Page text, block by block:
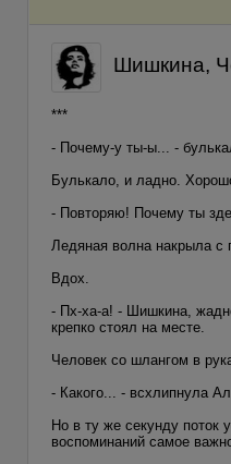
Шишкина,
***
- Почему-у ты-ы... -
Булькало, и ладно.
- Повторяю! Почему ты
Ледяная волна накрыла
Вдох.
- Пх-ха-а! - Шишкина,
крепко стоял на месте.
Человек со шлангом в
- Какого... - всхлипнула
Но в ту же секунду поток
воспоминаний самое